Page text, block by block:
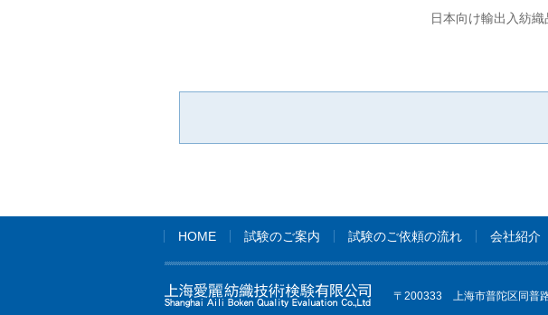
日本向け輸出入紡
HOME 試験のご案内 試験のご依頼の流れ 会社紹介
〒200333 上海市普陀区同普